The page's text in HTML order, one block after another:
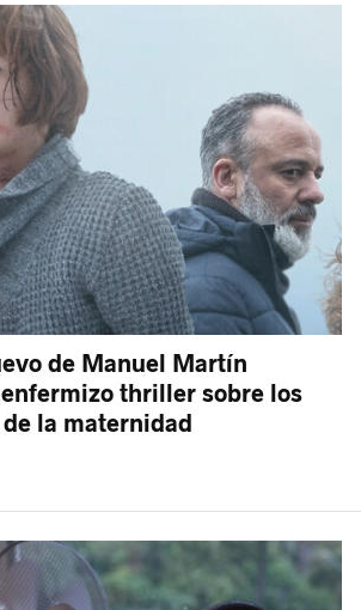
de Manuel Martín
thriller sobre los
la maternidad